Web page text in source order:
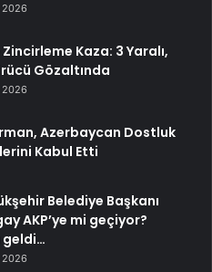
2026
Zincirleme Kaza: 3 Yaralı,
Gözaltında
2026
Azerbaycan Dostluk
Kabul Etti
Belediye Başkanı
AKP’ye mi geçiyor?
geldi…
2026